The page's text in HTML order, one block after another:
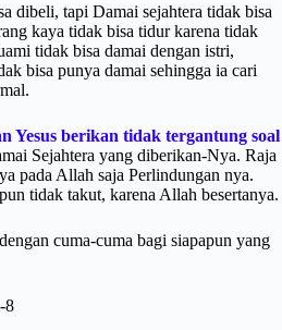
dibeli, tapi Damai sejahtera tidak bisa
kaya tidak bisa tidur karena tidak
tidak bisa damai dengan istri,
bisa punya damai sehingga ia cari
Yesus berikan tidak tergantung soal
Sejahtera yang diberikan-Nya. Raja
pada Allah saja Perlindungan nya.
tidak takut, karena Allah besertanya.
cuma-cuma bagi siapapun yang
8